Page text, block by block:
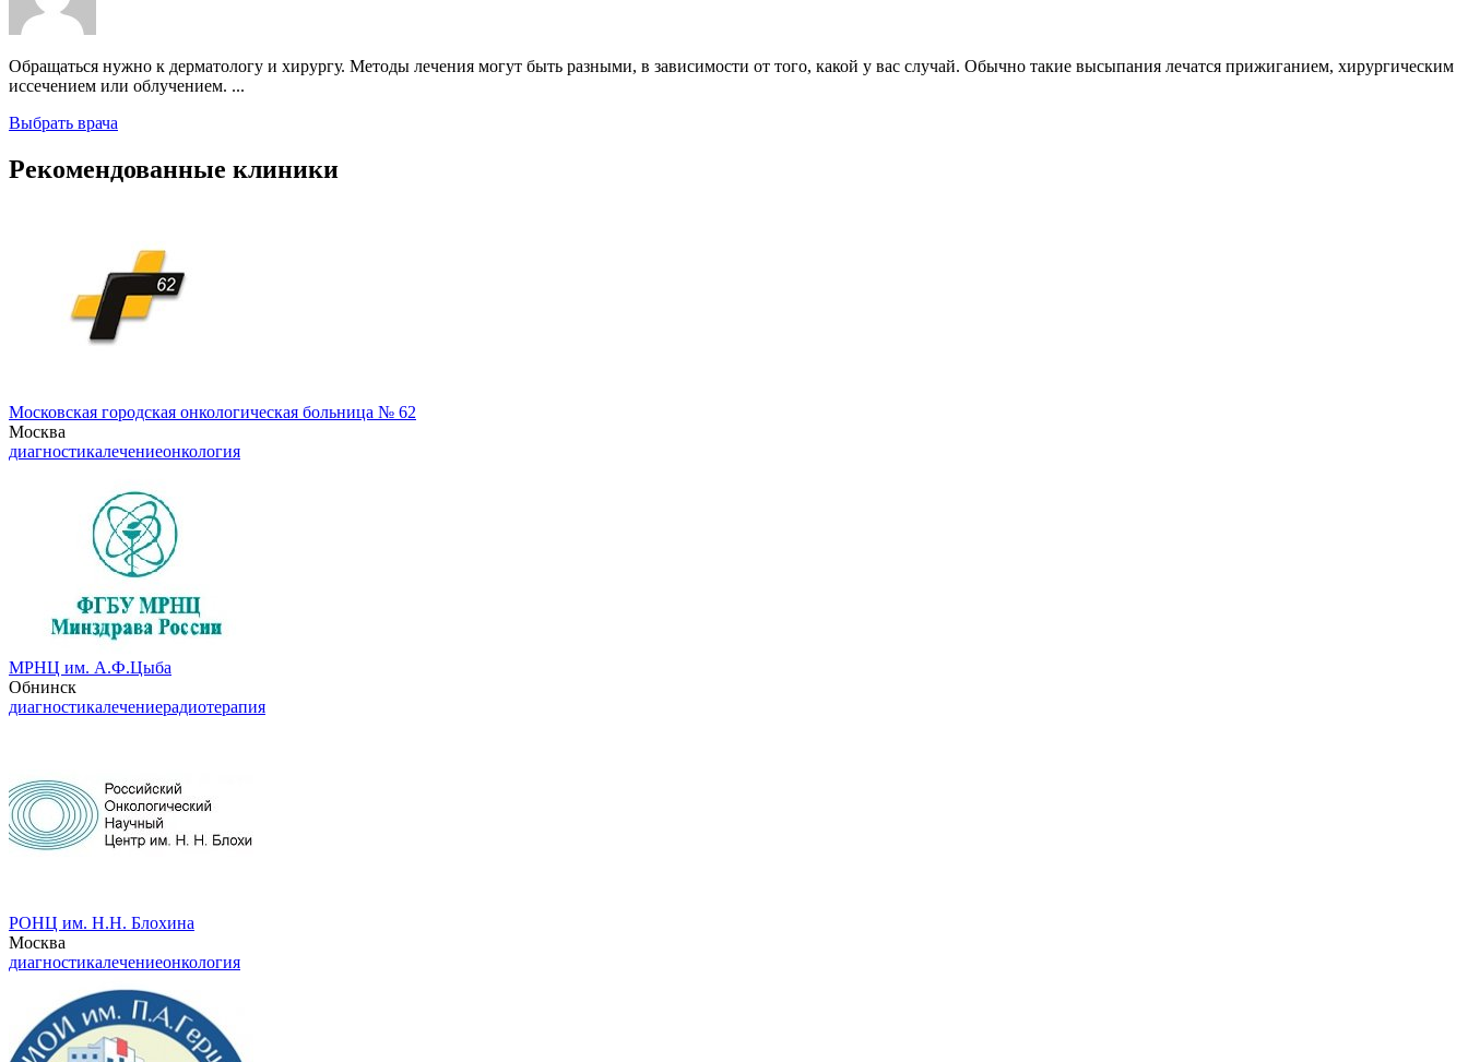
Обращаться нужно к дерматологу и хирургу. Методы лечения могут быть разными, в зависимости от того, какой у вас случай. Обычно такие высыпания лечатся прижиганием, хирургическим
иссечением или облучением. ...
Выбрать врача
Рекомендованные клиники
Московская городская онкологическая больница № 62
Москва
диагностикалечениеонкология
МРНЦ им. А.Ф.Цыба
Обнинск
диагностикалечениерадиотерапия
РОНЦ им. Н.Н. Блохина
Москва
диагностикалечениеонкология